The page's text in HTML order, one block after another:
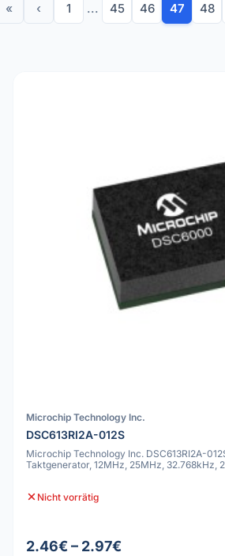
« ‹ 1 ... 45 46 47 48
Microchip Technology Inc.
DSC613RI2A-012S
Microchip Technology Inc. DSC613RI2A-
Taktgenerator, 12MHz, 25MHz, 32.768kHz, 2
Nicht vorrätig
2.46€ – 2.97€